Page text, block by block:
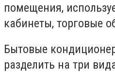
помещения,
кабинеты, торговые
Бытовые
разделить на три